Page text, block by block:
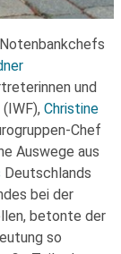
und
(IWF), Christine
Chef
Auswege aus
Deutschlands
bei der
betonte der
so